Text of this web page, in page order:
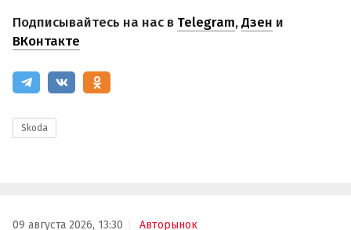
Подписывайтесь на нас в Telegram,Дзен и
ВКонтакте
Skoda
09 августа 2026, 13:30 Авторынок